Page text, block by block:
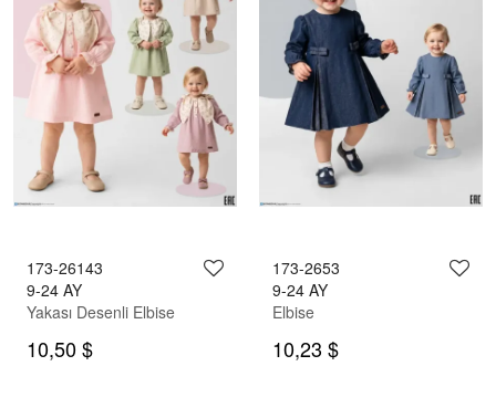
173-26143
9-24 AY
Yakası Desenli Elbise
10,50 $
173-2653
9-24 AY
Elbise
10,23 $